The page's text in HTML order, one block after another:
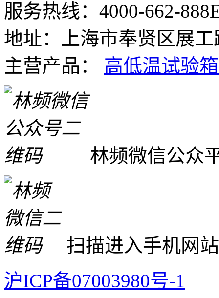
服务热线：4000-662-888
地址：上海市奉贤区展工
主营产品： 高低温试验箱
林频微信公众
扫描进入手机网
沪ICP备07003980号-1